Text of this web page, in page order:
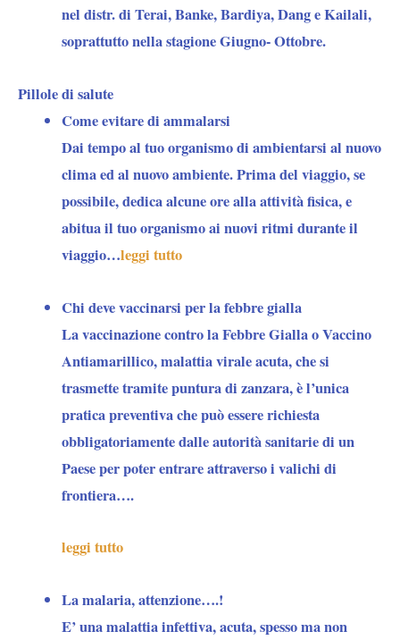
nel distr. di Terai, Banke, Bardiya, Dang e Kailali,
soprattutto nella stagione Giugno- Ottobre.
Pillole di salute
Come evitare di ammalarsi
Dai tempo al tuo organismo di ambientarsi al nuovo
clima ed al nuovo ambiente. Prima del viaggio, se
possibile, dedica alcune ore alla attività fisica, e
abitua il tuo organismo ai nuovi ritmi durante il
viaggio…leggi tutto
Chi deve vaccinarsi per la febbre gialla
La vaccinazione contro la Febbre Gialla o Vaccino
Antiamarillico, malattia virale acuta, che si
trasmette tramite puntura di zanzara, è l’unica
pratica preventiva chepuò essere richiesta
obbligatoriamente dalle autorità sanitarie di un
Paese per poter entrare attraverso i valichi di
frontiera….
leggi tutto
La malaria, attenzione….!
E’ una malattia infettiva, acuta, spesso ma non